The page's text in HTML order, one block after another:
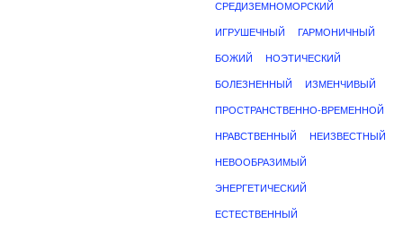
СРЕДИЗЕМНОМОРСКИЙ
ИГРУШЕЧНЫЙ ГАРМОНИЧНЫЙ
БОЖИЙ НОЭТИЧЕСКИЙ
БОЛЕЗНЕННЫЙ ИЗМЕНЧИВЫЙ
ПРОСТРАНСТВЕННО-ВРЕМЕННОЙ
НРАВСТВЕННЫЙ НЕИЗВЕСТНЫЙ
НЕВООБРАЗИМЫЙ
ЭНЕРГЕТИЧЕСКИЙ
ЕСТЕСТВЕННЫЙ